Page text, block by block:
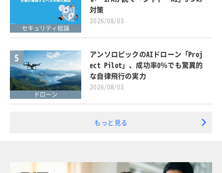
セキュリティ総論
対策
2026/08/03
5
ドローン
アンソロピックのAIドローン「Proj
ect Pilot」、成功率0％でも驚異的
な自律飛行の実力
2026/08/03
もっと見る